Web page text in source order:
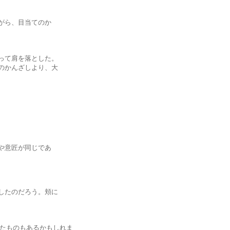
、目当てのか
肩を落とした。
んざしより、大
匠が同じであ
のだろう。頬に
のもあるかもしれま